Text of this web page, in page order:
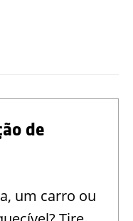
de
um carro ou